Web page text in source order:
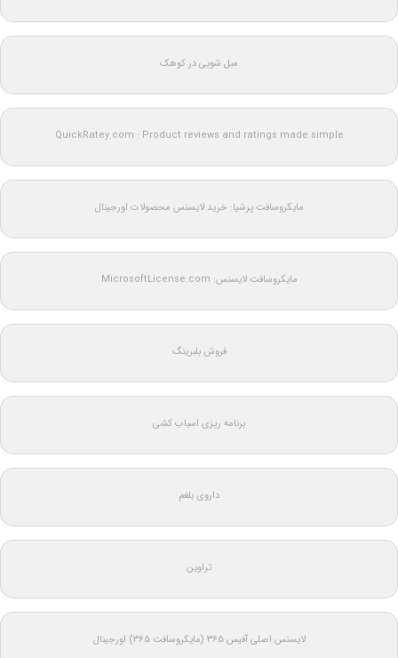
مبل شویی در کوهک
QuickRatey.com : Product reviews and ratings made simple
مایکروسافت پرشیا: خرید لایسنس محصولات اورجینال
مایکروسافت لایسنس: MicrosoftLicense.com
فروش بلبرینگ
برنامه ریزی اسباب کشی
داروی بلغم
تراوین
لایسنس اصلی آفیس ۳۶۵ (مایکروسافت ۳۶۵) اورجینال